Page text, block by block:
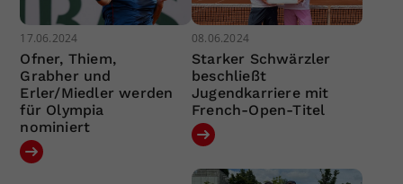
17.06.2024
Ofner, Thiem,
Grabher und
Erler/Miedler werden
für Olympia
nominiert
08.06.2024
Starker Schwärzler
beschließt
Jugendkarriere mit
French-Open-Titel